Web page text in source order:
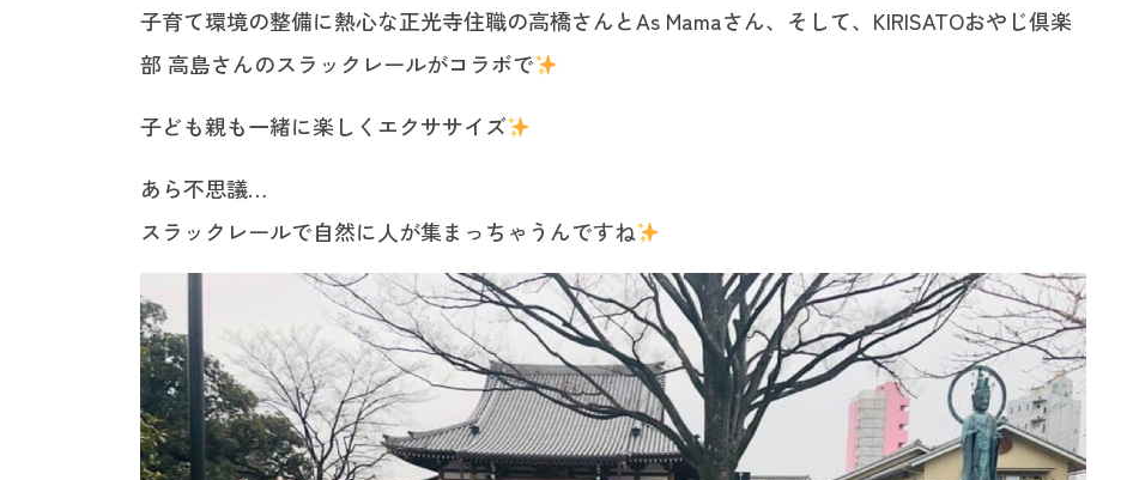
子育て環境の整備に熱心な正光寺住職の高橋さんとAs Mamaさん、そして、KIRISATOおやじ倶楽
部 高島さんのスラックレールがコラボで
子ども親も一緒に楽しくエクササイズ
あら不思議…
スラックレールで自然に人が集まっちゃうんですね